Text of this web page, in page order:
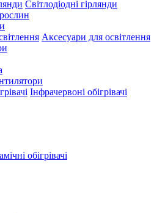
Світлодіодні гірлянди
Аксесуари для освітлення
Інфрачервоні обігрівачі
обігрівачі